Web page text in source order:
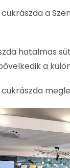
cukrászda a
hatalmas
a
cukrászda